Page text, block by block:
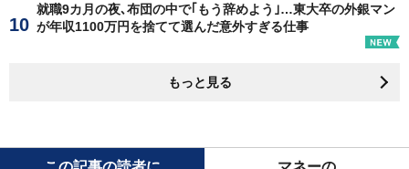
就職9カ月の夜､布団の中で｢もう辞めよう｣…東大卒の外銀マン
が年収1100万円を捨てて選んだ意外すぎる仕事
もっと見る